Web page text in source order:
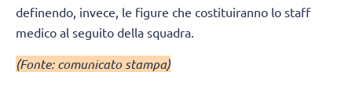
definendo, invece, le figure che costituiranno lo staff
medico al seguito della squadra.
(Fonte: comunicato stampa)